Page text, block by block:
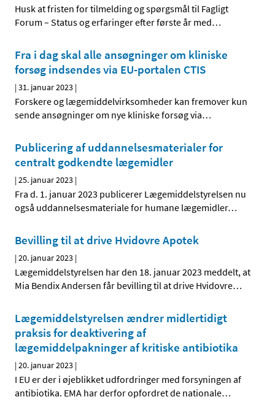
Husk at fristen for tilmelding og spørgsmål til Fagligt
Forum – Status og erfaringer efter første år med…
Fra i dag skal alle ansøgninger om kliniske
forsøg indsendes via EU-portalen CTIS
|31. januar 2023 |
Forskere og lægemiddelvirksomheder kan fremover kun
sende ansøgninger om nye kliniske forsøg via…
Publicering af uddannelsesmaterialer for
centralt godkendte lægemidler
|25. januar 2023 |
Fra d. 1. januar 2023 publicerer Lægemiddelstyrelsen nu
også uddannelsesmateriale for humane lægemidler…
Bevilling til at drive Hvidovre Apotek
|20. januar 2023 |
Lægemiddelstyrelsen har den 18. januar 2023 meddelt, at
Mia Bendix Andersen får bevilling til at drive Hvidovre…
Lægemiddelstyrelsen ændrer midlertidigt
praksis for deaktivering af
lægemiddelpakninger af kritiske antibiotika
|20. januar 2023 |
I EU er der i øjeblikket udfordringer med forsyningen af
antibiotika. EMA har derfor opfordret de nationale…